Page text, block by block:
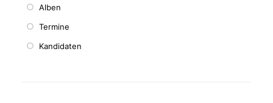
Alben
Termine
Kandidaten